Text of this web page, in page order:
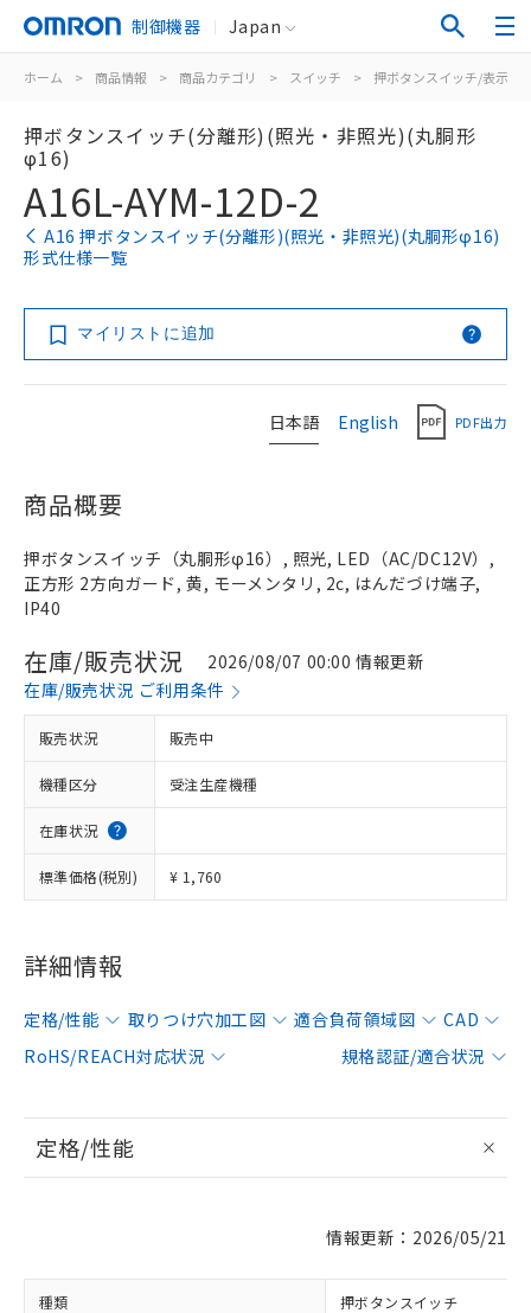
制御機器 Japan
ホーム > 商品情報 > 商品カテゴリ > スイッチ > 押ボタンスイッチ/表示灯
押ボタンスイッチ(分離形)(照光・非照光)(丸胴形
φ16)
A16L-AYM-12D-2
A16 押ボタンスイッチ(分離形)(照光・非照光)(丸胴形φ16)
形式仕様一覧
マイリストに追加
日本語 English PDF出力
商品概要
押ボタンスイッチ（丸胴形φ16）, 照光, LED（AC/DC12V）,
正方形 2方向ガード, 黄, モーメンタリ, 2c, はんだづけ端子,
IP40
在庫/販売状況
2026/08/07 00:00 情報更新
在庫/販売状況 ご利用条件
販売状況 販売中
機種区分 受注生産機種
在庫状況
標準価格(税別) ¥ 1,760
詳細情報
定格/性能 取りつけ穴加工図 適合負荷領域図
CAD
RoHS/REACH対応状況
規格認証/適合状況
定格/性能
情報更新：2026/05/21
種類 押ボタンスイッチ